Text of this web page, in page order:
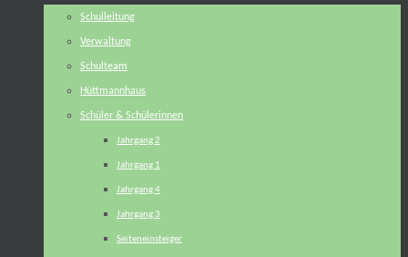
Schulleitung
Verwaltung
Schulteam
Hüttmannhaus
Schüler & Schülerinnen
Jahrgang 2
Jahrgang 1
Jahrgang 4
Jahrgang 3
Seiteneinsteiger